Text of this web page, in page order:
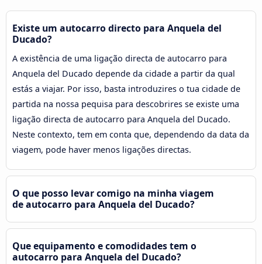
Existe um autocarro directo para Anquela del
Ducado?
A existência de uma ligação directa de autocarro para
Anquela del Ducado depende da cidade a partir da qual
estás a viajar. Por isso, basta introduzires o tua cidade de
partida na nossa pequisa para descobrires se existe uma
ligação directa de autocarro para Anquela del Ducado.
Neste contexto, tem em conta que, dependendo da data da
viagem, pode haver menos ligações directas.
O que posso levar comigo na minha viagem
de autocarro para Anquela del Ducado?
Que equipamento e comodidades tem o
autocarro para Anquela del Ducado?